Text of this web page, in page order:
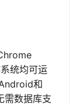
统均可运
和
需数据库支